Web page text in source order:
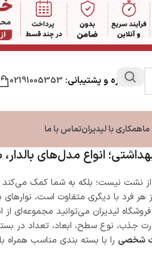
مشاوره و پشتیبانی: 02191005353
لب
و بالم لب
مراقبت دست و ناخن
تقویت کننده ناخن
کرم دست و ناخن
مراقبت پا
کرم ترک پا
ماهمکاری با لیدیرانتماس با ما
انواع مدل‌های بالدار،
نشت نیست؛ بلکه به شما کمک می‌کند
فرد با دیگری متفاوت است،
لیدیران می‌توانید مجموعه‌ای از
جذب، نوع سطح، ابعاد، تعداد در
شخصی را با بسته بندی مناسب